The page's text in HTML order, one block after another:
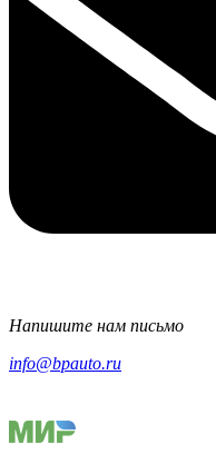
Напишите нам письмо
info@bpauto.ru